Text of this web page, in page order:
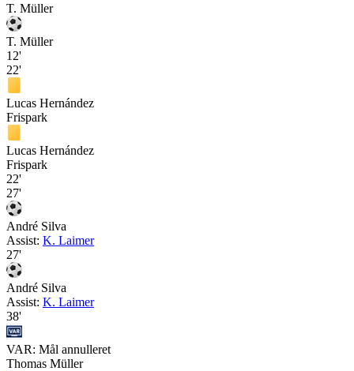
T. Müller
T. Müller
12'
22'
Lucas Hernández
Frispark
Lucas Hernández
Frispark
22'
27'
André Silva
Assist: K. Laimer
27'
André Silva
Assist: K. Laimer
38'
VAR: Mål annulleret
Thomas Müller